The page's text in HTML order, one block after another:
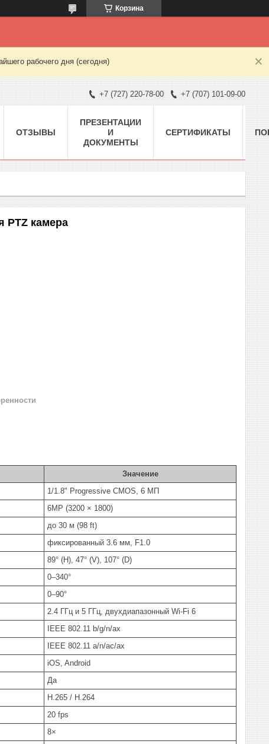
Корзина
рабочего дня (сегодня)
+7 (727) 220-78-00 +7 (707) 101-09-00
ОТЗЫВЫ
ПРЕЗЕНТАЦИИ
И
ДОКУМЕНТЫ
СЕРТИФИКАТЫ
PTZ камера
Значение
1/1.8" Progressive CMOS, 6 МП
6MP (3200 × 1800)
до 30 м (98 ft)
фиксированный 3.6 мм, F1.0
89° (H), 47° (V), 107° (D)
0–340°
0–90°
2.4 ГГц и 5 ГГц, двухдиапазонный Wi-Fi 6
IEEE 802.11 b/g/n/ax
IEEE 802.11 a/n/ac/ax
iOS, Android
Да
H.265 / H.264
20 fps
8×